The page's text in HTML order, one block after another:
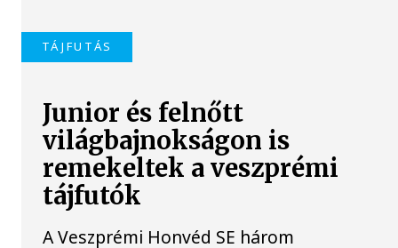
TÁJFUTÁS
Junior és felnőtt
világbajnokságon is
remekeltek a veszprémi
tájfutók
A Veszprémi Honvéd SE három